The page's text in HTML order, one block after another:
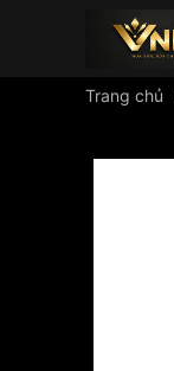
Trang chủ